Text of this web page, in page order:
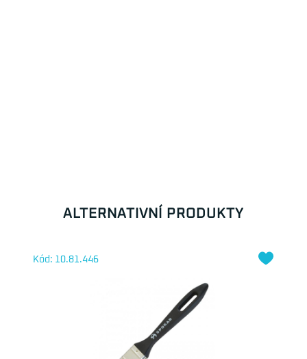
ALTERNATIVNÍ PRODUKTY
Kód: 10.81.446